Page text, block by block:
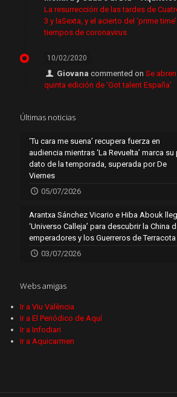
La resurrección de las tardes de
3 y laSexta, y el acierto del ‘prime
tiempos de coronavirus
10/02/2020
Giovana commented onSe
quinta edición de ‘Got talent España’
Últimas noticias
‘Tu cara me suena’ recupera fuerza en
audiencia mientras ‘La Revuelta’ marca su
dato de la temporada, superada por De
Viernes
05/07/2026
Arantxa Sánchez Vicario e Hiba Abouk
‘Universo Calleja’ para descubrir la China
emperadores y los Guerreros de Terracota
03/07/2026
Webs amigas
Ir a Viu València
Ir a El Periódico de Aquí
Ir a Infodiari
Ir a Aquicarmen